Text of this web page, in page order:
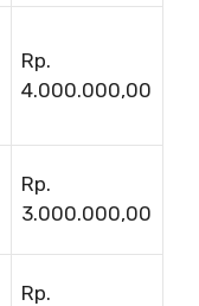
Rp.
4.000.000,00
Rp.
3.000.000,00
Rp.